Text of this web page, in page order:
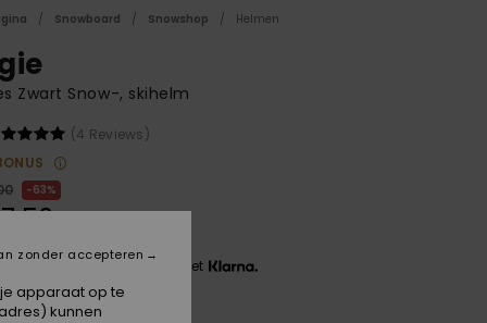
Snowboard Snowshop Helmen
Zwart Snow-, skihelm
(4 Reviews)
63%
3 x € 12,50, zonder rente met
apparaat op te
kunnen
zonder accepteren